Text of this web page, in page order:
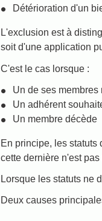
Détérioration d'un
L'exclusion est à
soit d'une application
C'est le cas lorsque :
Un de ses
Un adhérent
Un membre décède
En principe, les
cette dernière n'est
Lorsque les statuts ne
Deux causes